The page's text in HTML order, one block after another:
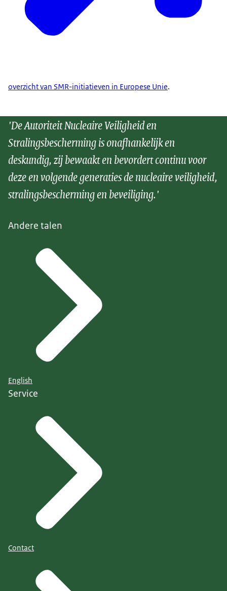
overzicht van SMR-initiatieven in Europese Unie.
'De Autoriteit Nucleaire Veiligheid en
Stralingsbescherming is onafhankelijk en
deskundig, zij bewaakt en bevordert continu voor
deze en volgende generaties de nucleaire veiligheid,
stralingsbescherming en beveiliging.'
Andere talen
English
Service
Contact